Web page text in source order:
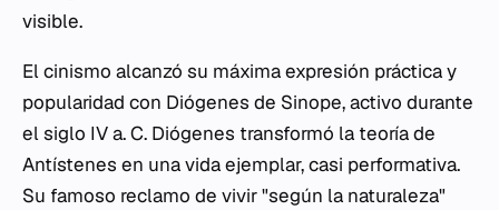
visible.
El cinismo alcanzó su máxima expresión práctica y
popularidad con Diógenes de Sinope, activo durante
el siglo IV a. C. Diógenes transformó la teoría de
Antístenes en una vida ejemplar, casi performativa.
Su famoso reclamo de vivir "según la naturaleza"